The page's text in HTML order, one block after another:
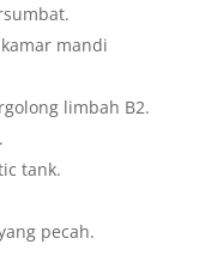
mandi
limbah B2.
tank.
pecah.